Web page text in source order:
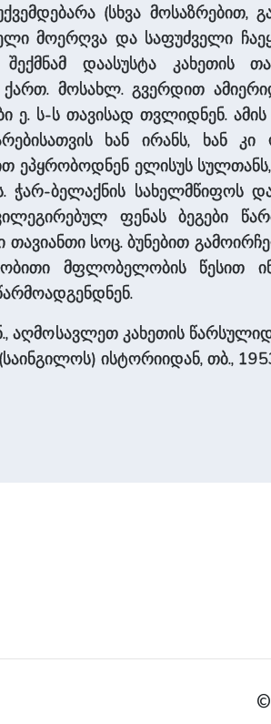
(სხვა მოსაზრებით,
მოერღვა და საფუძველი
დაასუსტა კახეთის
მოსახლ. გვერდით
ე. ს-ს თავისად თვლიდნენ.
ხან ირანს, ხან
ეპყრობოდნენ ელისუს
ჭარ-ბელაქნის სახელმწიფოს
ფენას ბეგები
სოც. ბუნებით
მფლობელობის წესით
აღმოსავლეთ კახეთის
ისტორიიდან, თბ.,